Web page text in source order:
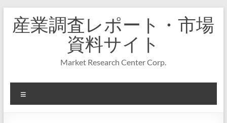
キ
プ
産業調査レポート・市場
資料サイト
Market Research Center Corp.
ニ